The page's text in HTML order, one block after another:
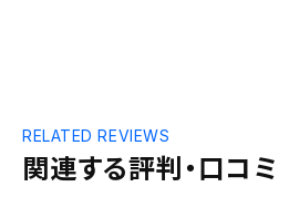
関連する評判・口コミ
RELATED REVIEWS